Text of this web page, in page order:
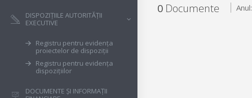
DISPOZIȚIILE AUTORITĂȚII
EXECUTIVE
Registru pentru evidența
proiectelor de dispoziții
Registru pentru evidența
dispozițiilor
DOCUMENTE ȘI INFORMAȚII
0 Documente Anul: